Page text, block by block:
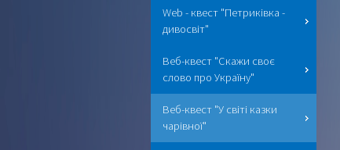
Web - квест "Петриківка -
дивосвіт"
Веб-квест "Скажи своє
слово про Україну"
Веб-квест "У світі казки
чарівної"